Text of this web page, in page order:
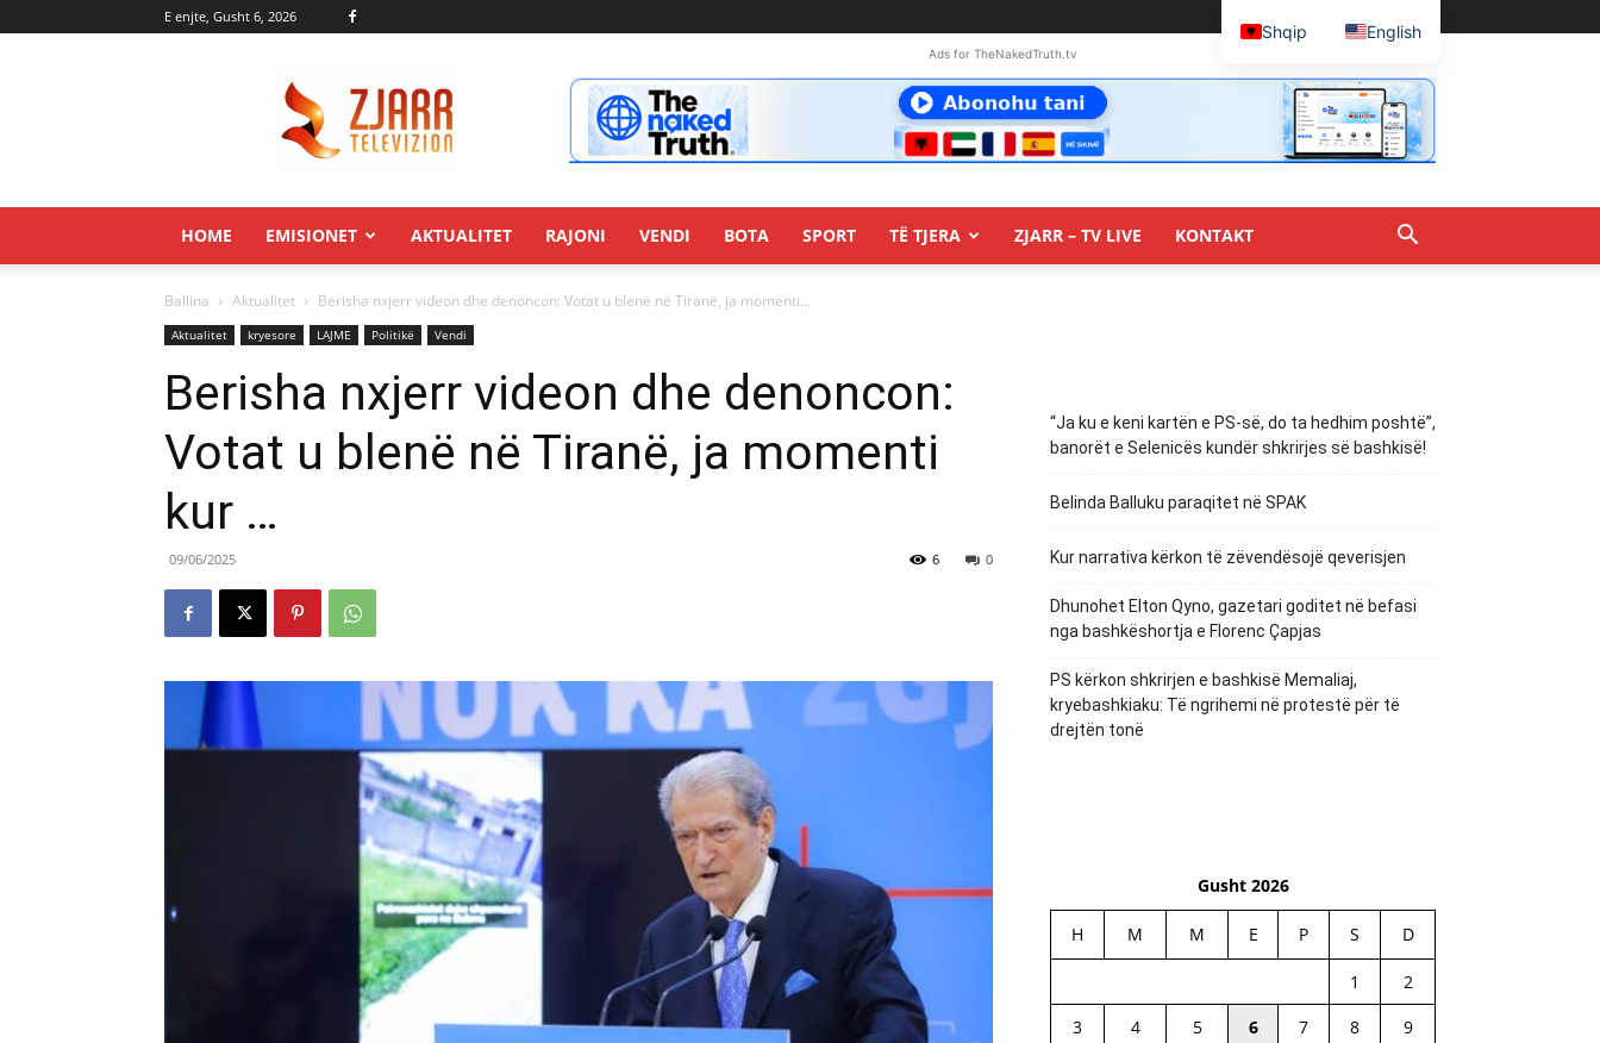
E enjte, Gusht 6, 2026
Ads for TheNakedTruth.tv
HOME EMISIONET AKTUALITET RAJONI VENDI BOTA SPORT TË TJERA ZJARR – TV LIVE KONTAKT
Ballina Aktualitet Berisha nxjerr videon dhe denoncon: Votat u blenë në Tiranë, ja momenti...
Aktualitet kryesore LAJME Politikë Vendi
Berisha nxjerr videon dhe denoncon:
Votat u blenë në Tiranë, ja momenti
kur …
09/06/2025 0
6
“Ja ku e keni kartën e PS-së, do ta hedhim poshtë”,
banorët e Selenicës kundër shkrirjes së bashkisë!
Belinda Balluku paraqitet në SPAK
Kur narrativa kërkon të zëvendësojë qeverisjen
Dhunohet Elton Qyno, gazetari goditet në befasi
nga bashkëshortja e Florenc Çapjas
PS kërkon shkrirjen e bashkisë Memaliaj,
kryebashkiaku: Të ngrihemi në protestë për të
drejtën tonë
Gusht 2026
H M M E P S D
1
2
3
4 5 6 7 8
9
Shqip English